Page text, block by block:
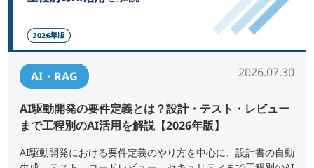
AI・RAG 2026.07.30
AI駆動開発の要件定義とは？設計・テスト・レビュー
まで工程別のAI活用を解説【2026年版】
AI駆動開発における要件定義のやり方を中心に、設計書の自動